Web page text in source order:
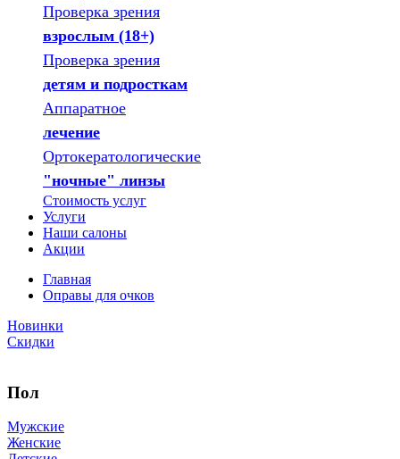
Проверка зрения
взрослым (18+)
Проверка зрения
детям и подросткам
Аппаратное
лечение
Ортокератологические
"ночные" линзы
Стоимость услуг
Услуги
Наши салоны
Акции
Главная
Оправы для очков
Новинки
Скидки
Пол
Мужские
Женские